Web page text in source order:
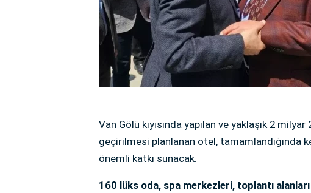
Van Gölü kıyısında yapılan ve yaklaşık 2
geçirilmesi planlanan otel, tamamlandığında
önemli katkı sunacak.
160 lüks oda, spa merkezleri, toplantı